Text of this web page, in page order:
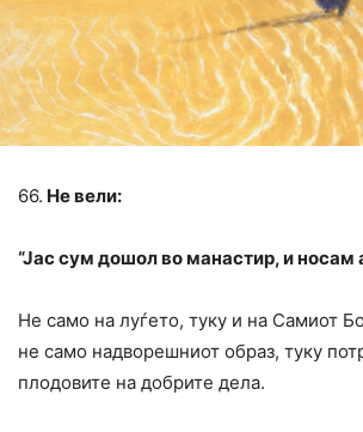
66. He вели:
“Јас сум дошол во манастир, и носам
He само на луѓето, туку и на Самиот
не само надворешниот образ, туку
плодовите на добрите дела.